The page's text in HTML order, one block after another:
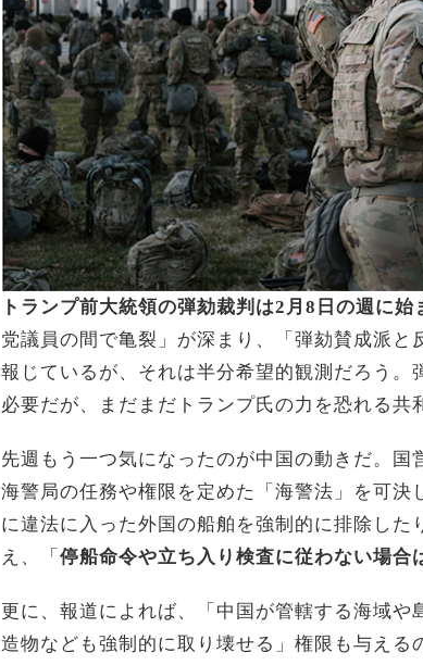
トランプ前大統領の弾劾裁判は2月8日の週に始
党議員の間で亀裂」が深まり、「弾劾賛成派と
報じているが、それは半分希望的観測だろう。
必要だが、まだまだトランプ氏の力を恐れる共
先週もう一つ気になったのが中国の動きだ。国
海警局の任務や権限を定めた「海警法」を可決
に違法に入った外国の船舶を強制的に排除した
え、「 停船命令や立ち入り検査に従わない場合
更に、報道によれば、「中国が管轄する海域や
造物なども強制的に取り壊せる」権限も与える